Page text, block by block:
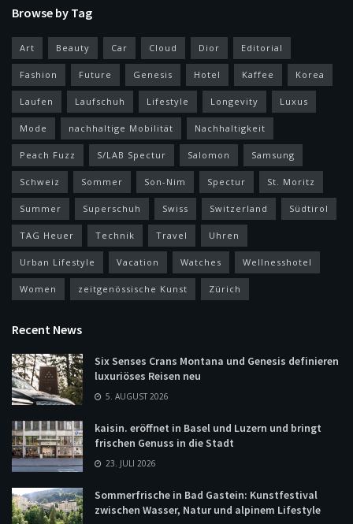
Browse by Tag
Art Beauty Car Cloud Dior Editorial
Fashion Future Genesis Hotel Kaffee Korea
Laufen Laufschuh Lifestyle Longevity Luxus
Mode nachhaltige Mobilität Nachhaltigkeit
Peach Fuzz S/LAB Spectur Salomon Samsung
Schweiz Sommer Son-Nim Spectur St. Moritz
Summer Superschuh Swiss Switzerland Südtirol
TAG Heuer Technik Travel Uhren
Urban Lifestyle Vacation Watches Wellnesshotel
Women zeitgenössische Kunst Zürich
Recent News
Six Senses Crans Montana und Genesis definieren
luxuriöses Reisen neu
5. AUGUST 2026
kaisin. eröffnet in Basel und Luzern und bringt
frischen Genuss in die Stadt
23. JULI 2026
Sommerfrische in Bad Gastein: Kunstfestival
zwischen Wasser, Natur und alpinem Lifestyle